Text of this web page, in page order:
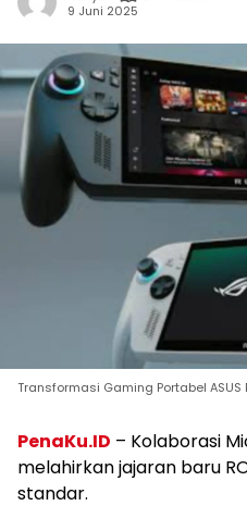
9 Juni 2025
Transformasi Gaming Portabel
PenaKu.ID – Kolaborasi
melahirkan jajaran baru
standar.